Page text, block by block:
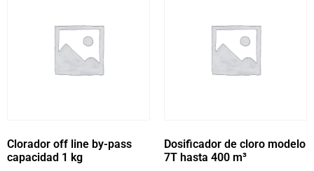
Clorador off line by-pass
capacidad 1 kg
Dosificador de cloro modelo
7T hasta 400 m³